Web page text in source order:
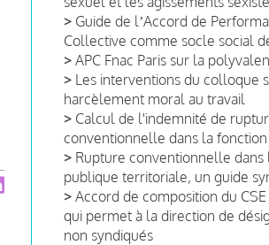
> Guide de lʼAccord de
Collective comme socle social
> APC Fnac Paris sur la
> Les interventions du colloque
harcèlement moral au travail
> Calcul de l'indemnité de
conventionnelle dans la
> Rupture conventionnelle dans
publique territoriale, un guide
> Accord de composition du
qui permet à la direction de
non syndiqués